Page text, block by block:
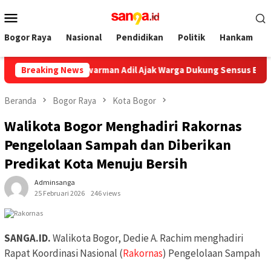
ke
kontenMobile
Bogor Raya Nasional Pendidikan Politik Hankam
Breaking News
Bogor Adityawarman Adil Ajak Warga Dukung Sensus Ekonomi
Beranda Bogor Raya Kota Bogor
Walikota Bogor Menghadiri Rakornas
Pengelolaan Sampah dan Diberikan
Predikat Kota Menuju Bersih
Adminsanga
25 Februari 2026
246 views
SANGA.ID.Walikota Bogor, Dedie A. Rachim menghadiri
Rapat Koordinasi Nasional (Rakornas) Pengelolaan Sampah